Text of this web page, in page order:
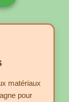
matériaux
pour